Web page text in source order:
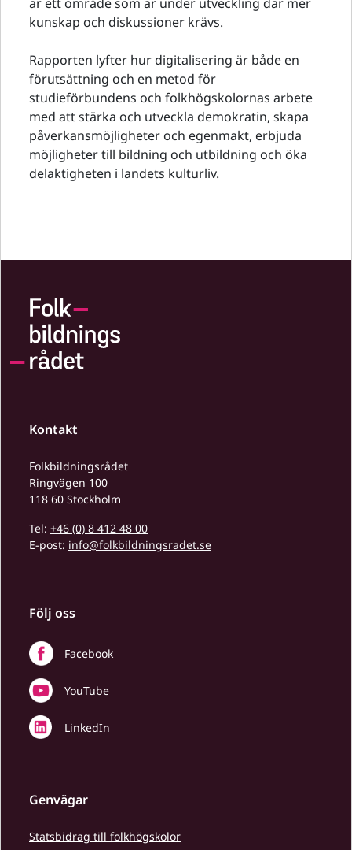
kunskap och diskussioner krävs.
Rapporten lyfter hur digitalisering är både en
förutsättning och en metod för
studieförbundens och folkhögskolornas arbete
med att stärka och utveckla demokratin, skapa
påverkansmöjligheter och egenmakt, erbjuda
möjligheter till bildning och utbildning och öka
delaktigheten i landets kulturliv.
Kontakt
Folkbildningsrådet
Ringvägen 100
118 60 Stockholm
Tel: +46 (0) 8 412 48 00
E-post: info@folkbildningsradet.se
Följ oss
Facebook
YouTube
LinkedIn
Genvägar
Statsbidrag till folkhögskolor